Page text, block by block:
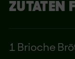
ZUTATEN
1 Brioche